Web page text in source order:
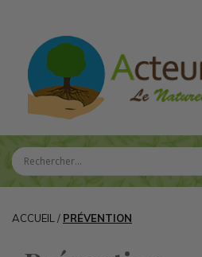
ACCUEIL / PRÉVENTION